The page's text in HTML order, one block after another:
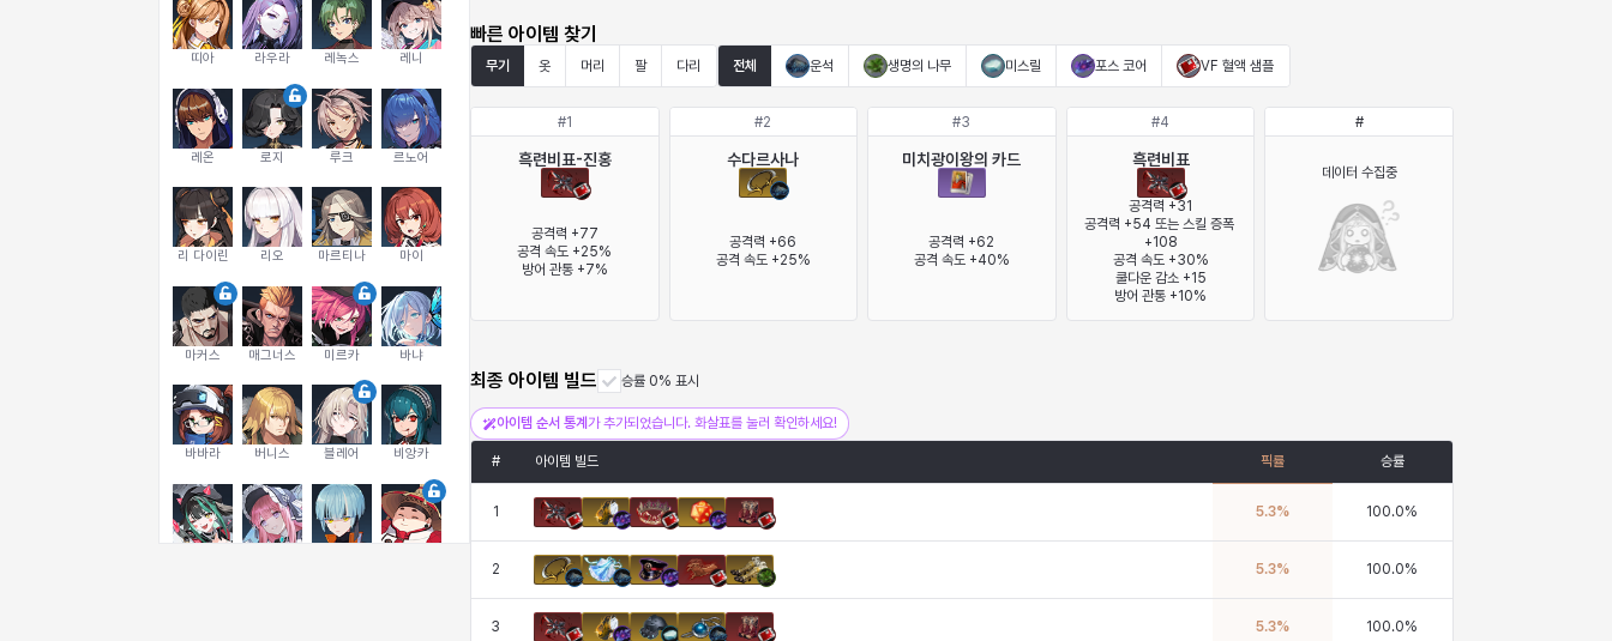
띠아 라우라 레녹스 레니
레온 로지 루크 르노어
리 다이린 리오 마르티나 마이
마커스 매그너스 미르카 바냐
바바라 버니스 블레어 비앙카
빠른 아이템 찾기
무기 옷 머리 팔 다리 전체 운석 생명의 나무 미스릴 포스 코어 VF 혈액 샘플
#1
흑련비표-진홍
공격력 +77
공격 속도 +25%
방어 관통 +7%
#2
수다르사나
공격력 +66
공격 속도 +25%
#3
미치광이왕의 카드
공격력 +62
공격 속도 +40%
#4
흑련비표
공격력 +31
공격력 +54 또는 스킬 증폭
+108
공격 속도 +30%
쿨다운 감소 +15
방어 관통 +10%
#
데이터 수집중
최종 아이템 빌드 승률 0% 표시
아이템 순서 통계 가 추가되었습니다. 화살표를 눌러 확인하세요!
# 아이템 빌드 픽률 승률
1 5.3% 100.0%
2 5.3% 100.0%
3 5.3% 100.0%